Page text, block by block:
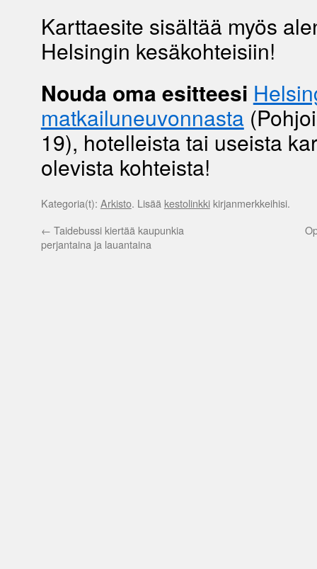
Karttaesite sisältää myös
Helsingin kesäkohteisiin!
Nouda oma esitteesi
matkailuneuvonnasta
19), hotelleista tai useista
olevista kohteista!
Kategoria(t): Arkisto. Lisää kestolinkkikirjanmerkkeihisi.
← Taidebussi kiertää kaupunkia
perjantaina ja lauantaina